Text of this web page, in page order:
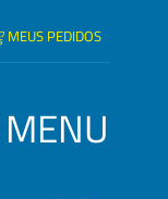
MEUS PEDIDOS
MENU